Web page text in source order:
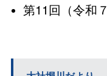
第11回（令和